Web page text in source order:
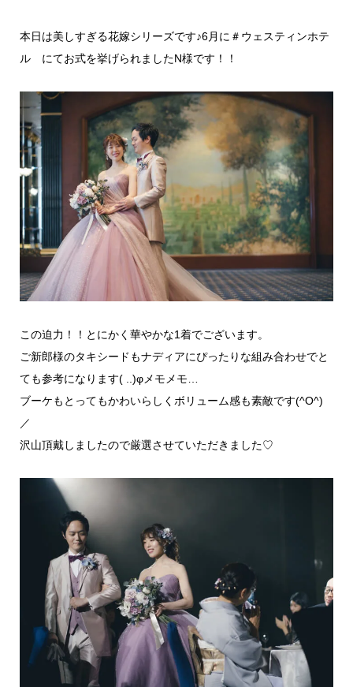
本日は美しすぎる花嫁シリーズです♪6月に＃ウェスティンホテ
ル にてお式を挙げられましたN様です！！
この迫力！！とにかく華やかな1着でございます。
ご新郎様のタキシードもナディアにぴったりな組み合わせでと
ても参考になります( ..)φメモメモ…
ブーケもとってもかわいらしくボリューム感も素敵です(^O^)
／
沢山頂戴しましたので厳選させていただきました♡